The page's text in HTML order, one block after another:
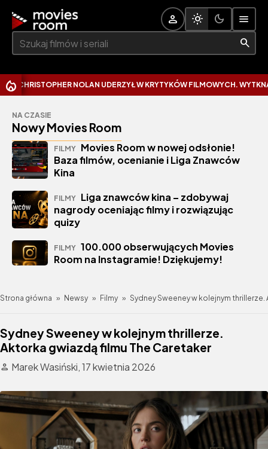
Szukaj:
NOLAN UDERZYŁ W KRYTYKÓW FILMOWYCH. WYTKNĄŁ IM
NA CZASIE
Nowy Movies Room
FILMY Movies Room w nowej odsłonie!
Baza filmów, ocenianie i Liga Znawców
Kina
FILMY Liga znawców kina – zdobywaj
nagrody oceniając filmy i rozwiązując
quizy
FILMY 100.000 obserwujących Movies
Room na Instagramie! Dziękujemy!
Strona główna » Newsy » Filmy » Sydney Sweeney w kolejnym
Sydney Sweeney w kolejnym thrillerze.
Aktorka gwiazdą filmu The Caretaker
Marek Wasiński,17 kwietnia 2026